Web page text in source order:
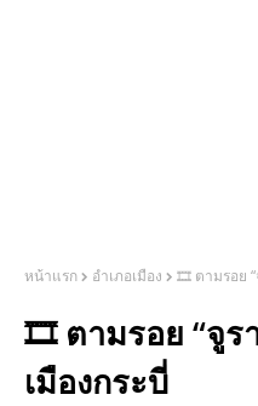
หน้าแรก อำเภอเมือง 🎞 ตามรอย “
🎞 ตามรอย “จูร
เมืองกระบี่